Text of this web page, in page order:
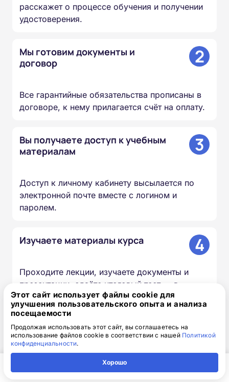
расскажет о процессе обучения и получении
удостоверения.
Мы готовим документы и
договор
2
Все гарантийные обязательства прописаны в
договоре, к нему прилагается счёт на оплату.
Вы получаете доступ к учебным
материалам
3
Доступ к личному кабинету высылается по
электронной почте вместе с логином и
паролем.
Изучаете материалы курса 4
Проходите лекции, изучаете документы и
презентации, сдаёте итоговый тест — в
удобное для вас время и темпе.
Мы вносим сведения в ФИС
ФРДО
5
Информация о выданных удостоверениях и
Этот сайт использует файлы cookie для
улучшения пользовательского опыта и анализа
посещаемости
Продолжая использовать этот сайт, вы соглашаетесь на
использование файлов cookie в соответствии с нашей Политикой
конфиденциальности.
Хорошо